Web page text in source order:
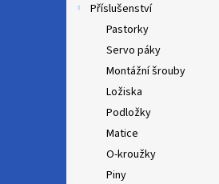
Příslušenství
Pastorky
Servo páky
Montážní šrouby
Ložiska
Podložky
Matice
O-kroužky
Piny